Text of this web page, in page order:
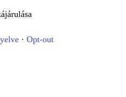
· Opt-out